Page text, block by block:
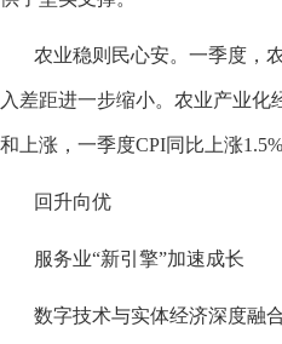
农业稳则民心安。一季度，农
入差距进一步缩小。农业产业
和上涨，一季度CPI同比上涨
回升向优
服务业“新引擎”加速成长
数字技术与实体经济深度融合